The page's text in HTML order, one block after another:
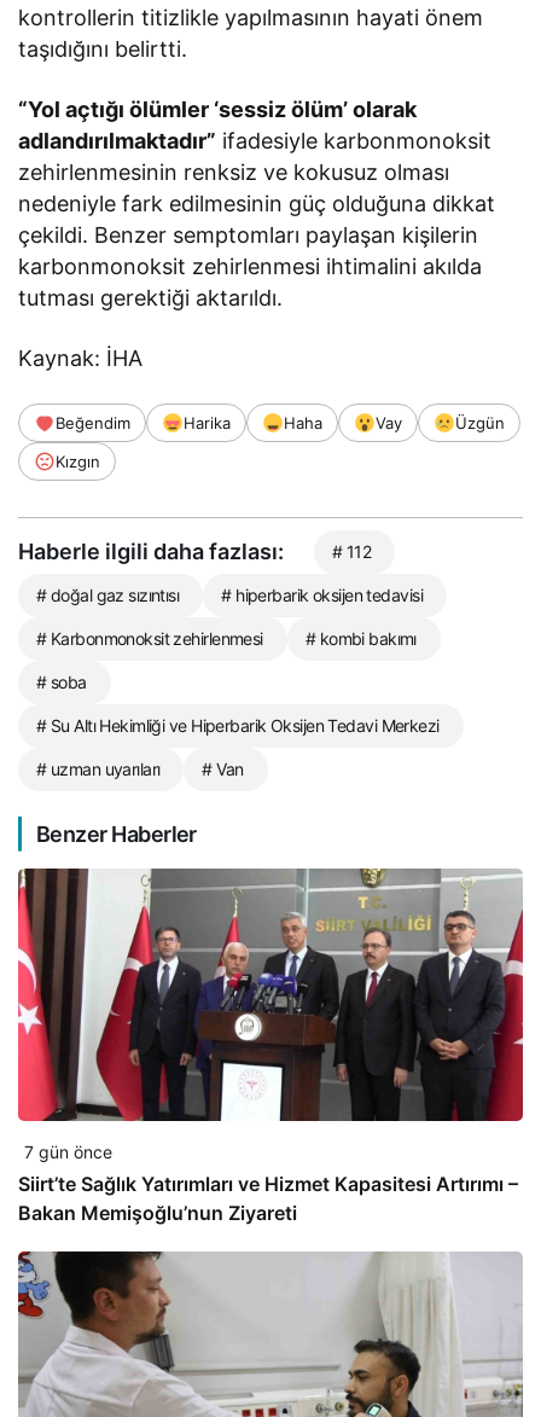
kontrollerin titizlikle yapılmasının hayati önem
taşıdığını belirtti.
“Yol açtığı ölümler ‘sessiz ölüm’ olarak
adlandırılmaktadır” ifadesiyle karbonmonoksit
zehirlenmesinin renksiz ve kokusuz olması
nedeniyle fark edilmesinin güç olduğuna dikkat
çekildi. Benzer semptomları paylaşan kişilerin
karbonmonoksit zehirlenmesi ihtimalini akılda
tutması gerektiği aktarıldı.
Kaynak: İHA
Beğendim Harika Haha Vay
Üzgün
Kızgın
Haberle ilgili daha fazlası: # 112
# doğal gaz sızıntısı # hiperbarik oksijen tedavisi
# Karbonmonoksit zehirlenmesi # kombi bakımı
# soba
# Su Altı Hekimliği ve Hiperbarik Oksijen Tedavi Merkezi
# uzman uyarıları # Van
Benzer Haberler
7 gün önce
Siirt’te Sağlık Yatırımları ve Hizmet Kapasitesi Artırımı –
Bakan Memişoğlu’nun Ziyareti